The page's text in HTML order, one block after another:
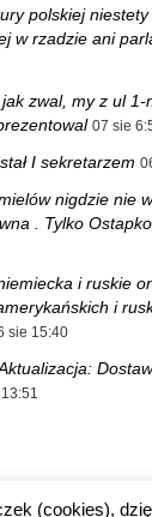
polskiej niestety
w rzadzie ani
zwal, my z ul
07 sie
I sekretarzem
nigdzie nie
. Tylko
i ruskie
i
sie 15:40
(cookies),